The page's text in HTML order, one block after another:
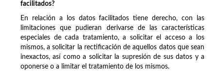
facilitados?
En relación a los datos facilitados tiene derecho, con las
limitaciones que pudieran derivarse de las características
especiales de cada tratamiento, a solicitar el acceso a los
mismos, a solicitar la rectificación de aquellos datos que sean
inexactos, así como a solicitar la supresión de sus datos y a
oponerse o a limitar el tratamiento de los mismos.